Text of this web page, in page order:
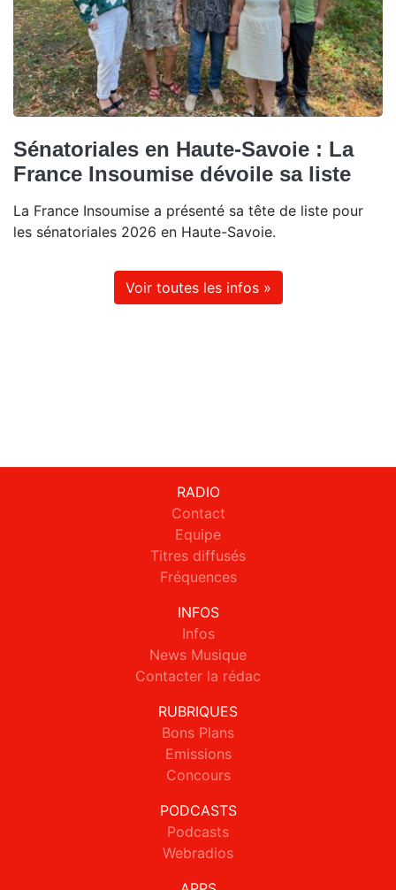
Sénatoriales en Haute-Savoie : La
France Insoumise dévoile sa liste
La France Insoumise a présenté sa tête de liste pour
les sénatoriales 2026 en Haute-Savoie.
Voir toutes les infos »
RADIO
Contact
Equipe
Titres diffusés
Fréquences
INFOS
Infos
News Musique
Contacter la rédac
RUBRIQUES
Bons Plans
Emissions
Concours
PODCASTS
Podcasts
Webradios